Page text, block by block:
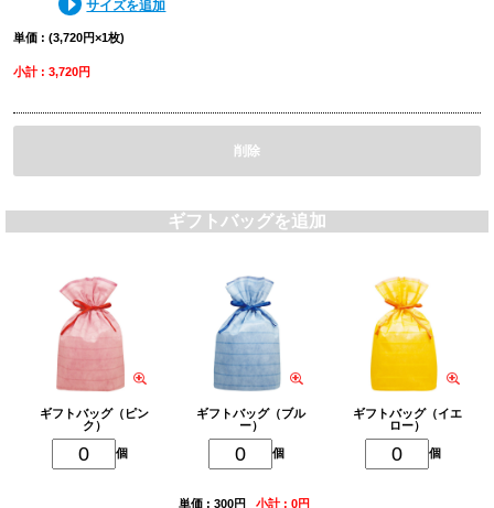
サイズを追加
単価 : (3,720円×1枚)
小計 : 3,720円
削除
ギフトバッグを追加
ギフトバッグ（ピン
ク）
個
ギフトバッグ（ブル
ー）
個
ギフトバッグ（イエ
ロー）
個
単価 : 300円 小計 : 0円